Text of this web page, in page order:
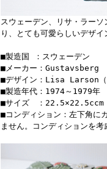
スウェーデン、リサ・ラー
り、とても可愛らしいデザ
■製造国 ：スウェーデン
■メーカー：Gustavsberg
■デザイン：Lisa Larson（
■製造年代：1974～1979年
■サイズ ：22.5×22.5ccm
■コンディション：左下角に
ません。コンディションを考